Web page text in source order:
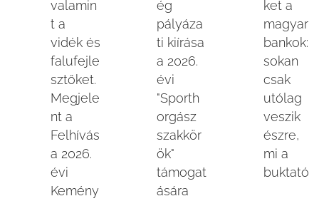
valamin
t a
vidék és
falufejle
sztőket.
Megjele
nt a
Felhívás
a 2026.
évi
Kemény
ég
pályáza
ti kiírása
a 2026.
évi
"Sporth
orgász
szakkör
ök"
támogat
ására
ket a
magyar
bankok:
sokan
csak
utólag
veszik
észre,
mi a
buktató